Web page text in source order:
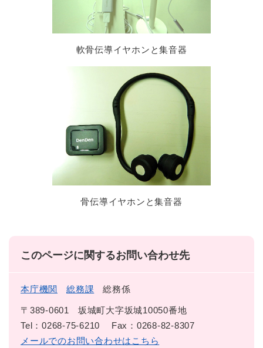
軟骨伝導イヤホンと集音器
骨伝導イヤホンと集音器
このページに関するお問い合わせ先
本庁機関 総務課 総務係
〒389-0601
坂城町大字坂城10050番地
Tel：0268-75-6210
Fax：0268-82-8307
メールでのお問い合わせはこちら